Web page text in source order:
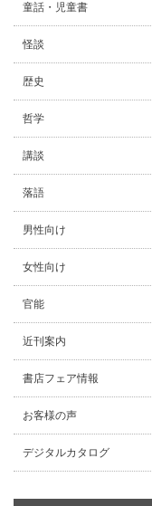
童話・児童書
怪談
歴史
哲学
講談
落語
男性向け
女性向け
官能
近刊案内
書店フェア情報
お客様の声
デジタルカタログ